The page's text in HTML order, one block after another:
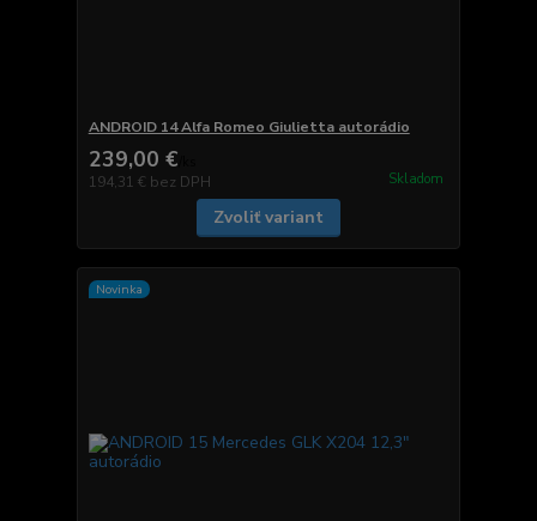
ANDROID 14 Alfa Romeo Giulietta autorádio
239,00 €
194,31 € bez DPH Skladom
Zvoliť variant
Novinka